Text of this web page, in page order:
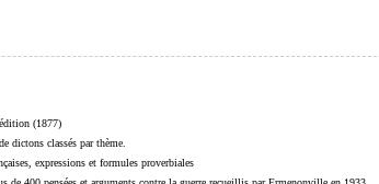
(1877)
dictons classés par thème.
expressions et formules proverbiales